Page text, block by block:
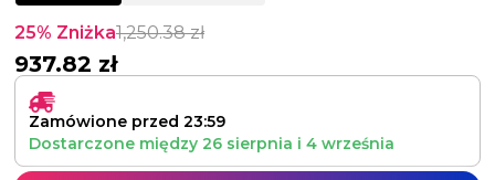
25% Zniżka1,250.38zł
937.82 zł
Zamówione przed 23:59
Dostarczone między 26 sierpnia i 4 września